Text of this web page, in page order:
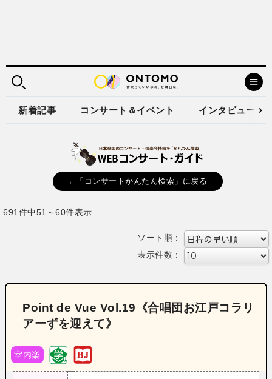
新着記事 コンサート＆イベント インタビュー
←「コンサートかんたん検索」に戻る
691件中51～60件表示
ソート順：
表示件数：
Point de Vue Vol.19《合唱団お江戸コラリ
アーずを迎えて》
室内楽